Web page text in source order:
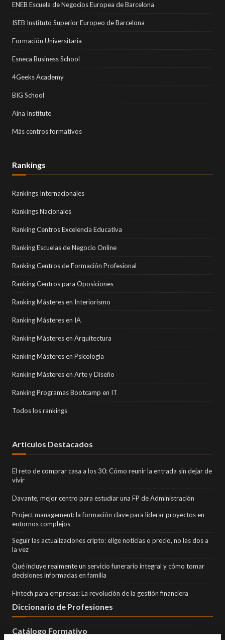
ENEB Escuela de Negocios Europea de Barcelona
ISEB Instituto Superior Europeo de Barcelona
Formación Universitaria
Esneca Business School
4Geeks Academy
BIG School
Aina Institute
Más centros formativos
Rankings
Rankings Internacionales
Rankings Nacionales
Ranking Centros Excelencia Educativa
Ranking Escuelas de Negocio Online
Ranking Centros de Formación Profesional
Ranking Centros para Oposiciones
Ranking Másteres en Interiorismo
Ranking Másteres en IA
Ranking Másteres en Arquitectura
Ranking Másteres en Psicología
Ranking Másteres en Arte y Diseño
Ranking Programas Bootcamp en IT
Todos los rankings
Artículos Destacados
El reto de comprar casa a los 30: Cómo reunir la entrada sin dejar de
vivir
Davante, mejor centro para estudiar una FP de Administración
Project management: la formación clave para liderar proyectos en
entornos complejos
Seguir las actualizaciones cripto: elige noticias o precio, no las dos a
la vez
Qué incluye realmente un servicio funerario integral y cómo tomar
decisiones informadas en familia
Fintech para empresas: La revolución de la gestión financiera
Diccionario de Profesiones
Catálogo Formativo